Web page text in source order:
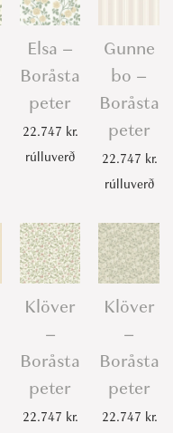
Elsa –
Boråsta
peter
22.747 kr.
rúlluverð
Gunne
bo –
Boråsta
peter
22.747 kr.
rúlluverð
Klöver
–
Boråsta
peter
22.747 kr.
Klöver
–
Boråsta
peter
22.747 kr.